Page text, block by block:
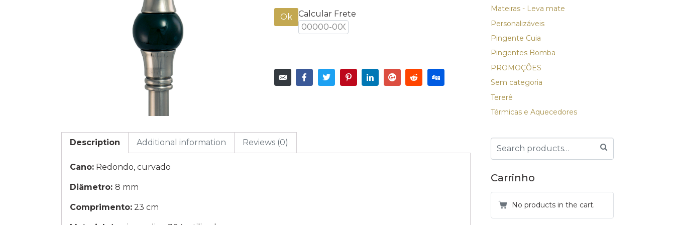
Calcular Frete
Ok
Description Additional information Reviews (0)
Cano: Redondo, curvado
Diâmetro: 8 mm
Comprimento: 23 cm
Mateiras - Leva mate
Personalizáveis
Pingente Cuia
Pingentes Bomba
PROMOÇÕES
Sem categoria
Tererê
Térmicas e Aquecedores
Carrinho
No products in the cart.